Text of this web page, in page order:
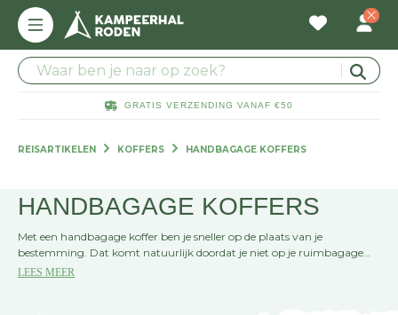
GRATIS VERZENDING VANAF €50
REISARTIKELEN KOFFERS HANDBAGAGE KOFFERS
HANDBAGAGE KOFFERS
Met een handbagage koffer ben je sneller op de plaats van je
bestemming. Dat komt natuurlijk doordat je niet op je ruimbagage
hoeft te wachten, en je gewoon het vliegtuig uit loopt met al je
LEES MEER